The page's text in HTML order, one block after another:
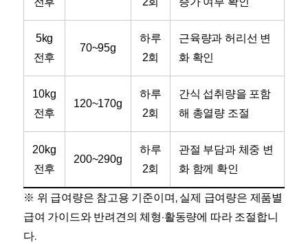
5kg
전후
70~95g
하루
2회
근육량과 허리선 변
화 확인
10kg
전후
120~170g
하루
2회
간식 섭취량을 포함
해 총열량 조절
20kg
전후
200~290g
하루
2회
관절 부담과 체중 변
화 함께 확인
※ 위 급여량은 참고용 기준이며, 실제 급여량은 제품별
급여 가이드와 반려견의 체형·활동량에 따라 조절합니
다.